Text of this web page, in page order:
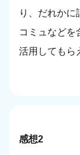
り、だれかに
コミュなどを
活用してもら
感想2